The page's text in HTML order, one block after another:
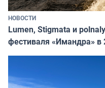
НОВОСТИ
Lumen, Stigmata и
фестиваля «Имандра» в